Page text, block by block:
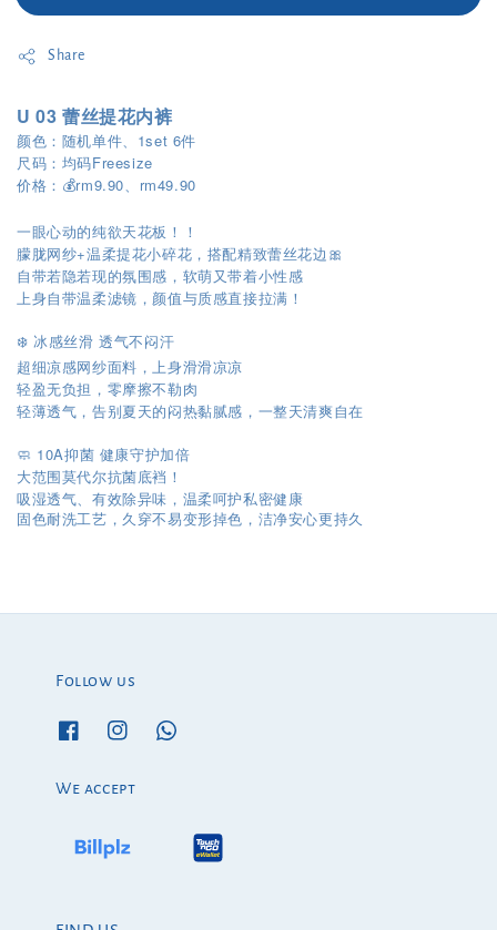
Share
U 03 蕾丝提花内裤
颜色：随机单件、1set 6件
尺码：均码Freesize
价格：💰rm9.90、rm49.90
一眼心动的纯欲天花板！！
朦胧网纱+温柔提花小碎花，搭配精致蕾丝花边🎀
自带若隐若现的氛围感，软萌又带着小性感
上身自带温柔滤镜，颜值与质感直接拉满！
❄️ 冰感丝滑 透气不闷汗
超细凉感网纱面料，上身滑滑凉凉
轻盈无负担，零摩擦不勒肉
轻薄透气，告别夏天的闷热黏腻感，一整天清爽自在
🧼 10A抑菌 健康守护加倍
大范围莫代尔抗菌底裆！
吸湿透气、有效除异味，温柔呵护私密健康
固色耐洗工艺，久穿不易变形掉色，洁净安心更持久
Follow us
We accept